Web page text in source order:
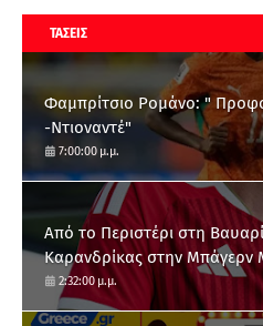
ΤΑΣΕΙΣ
Φαμπρίτσιο Ρομάνο: "
-Ντιοναντέ"
7:00:00 μ.μ.
Από το Περιστέρι στη
Καρανδρίκας στην Μπάγερν
2:32:00 μ.μ.